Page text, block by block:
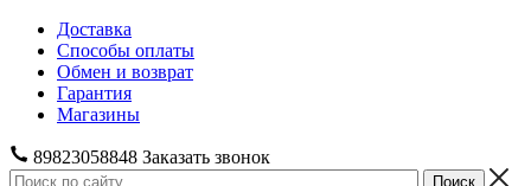
Доставка
Способы оплаты
Обмен и возврат
Гарантия
Магазины
89823058848 Заказать звонок